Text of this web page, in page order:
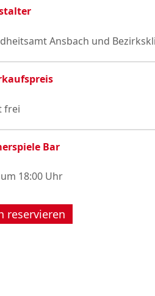
Ansbach und
frei
Bar
18:00 Uhr
reservieren